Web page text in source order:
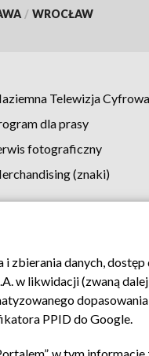
/ WROCŁAW
Telewizja Cyfrowa
dla prasy
fotograficzny
(znaki)
reklamy Kontakt
zbierania danych,
w likwidacji (zwaną dalej
PPID do Google.